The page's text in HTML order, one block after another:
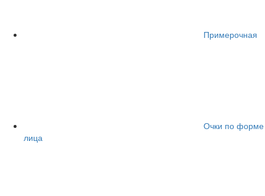
Примерочная
Очки по форме
лица